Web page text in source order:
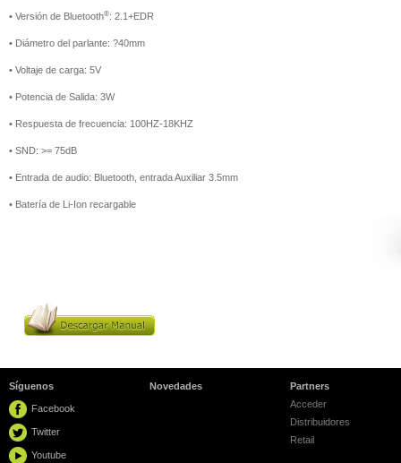
• Versión de Bluetooth®: 2.1+EDR
• Diámetro del parlante: ?40mm
• Voltaje de carga: 5V
• Potencia de Salida: 3W
• Respuesta de frecuencia: 100HZ-18KHZ
• SND: >= 75dB
• Entrada de audio: Bluetooth, entrada Auxiliar 3.5mm
• Batería de Li-Ion recargable
Síguenos
Facebook
Twitter
Youtube
Novedades
Partners
Acceder
Distribuidores
Retail